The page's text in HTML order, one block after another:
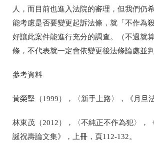
人，而目前也進入法院的審理，但我們仍
能考慮是否要變更起訴法條，就「不作為
好讓此案件能進行充分的調查。（不過就
條，不代表就一定會依變更後法條論處並判
參考資料
黃榮堅（1999），〈新手上路〉，《月旦
林東茂（2012），〈不純正不作為犯〉，
誕祝壽論文集》，上冊，頁112-132。